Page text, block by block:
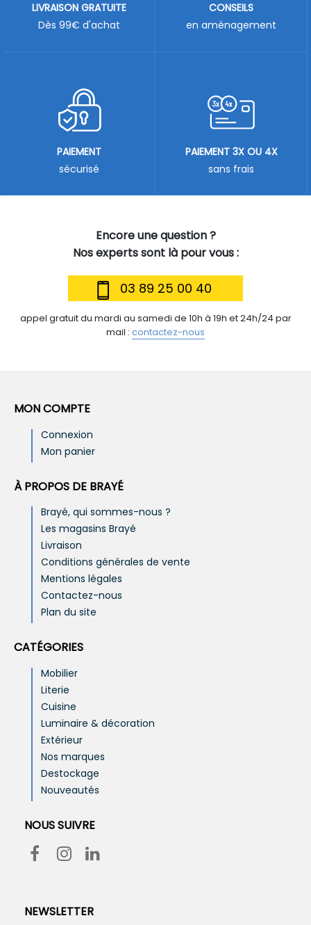
Encore une question ?
Nos experts sont là pour vous :
03 89 25 00 40
appel gratuit du mardi au samedi de 10h à 19h et 24h/24 par
mail : contactez-nous
LIVRAISON GRATUITE
Dès 99€ d'achat
CONSEILS
en aménagement
PAIEMENT
sécurisé
PAIEMENT 3X OU 4X
sans frais
MON COMPTE
Connexion
Mon panier
À PROPOS DE BRAYÉ
Brayé, qui sommes-nous ?
Les magasins Brayé
Livraison
Conditions générales de vente
Mentions légales
Contactez-nous
Plan du site
CATÉGORIES
Mobilier
Literie
Cuisine
Luminaire & décoration
Extérieur
Nos marques
Destockage
Nouveautés
NOUS SUIVRE
NEWSLETTER